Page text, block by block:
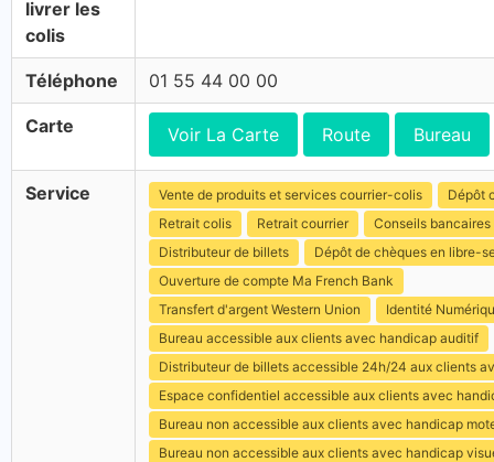
livrer les
colis
Téléphone 01 55 44 00 00
Carte Voir La Carte Route Bureau
Service Vente de produits et services courrier-colis
Dépôt
Retrait colis
Retrait courrier
Conseils bancaires
Distributeur de billets
Dépôt de chèques en libre-
Ouverture de compte Ma French Bank
Transfert d'argent Western Union
Identité
Bureau accessible aux clients avec handicap auditif
Distributeur de billets accessible 24h/24 aux clients
Espace confidentiel accessible aux clients avec
Bureau non accessible aux clients avec handicap
Bureau non accessible aux clients avec handicap